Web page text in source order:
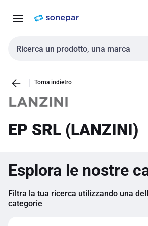
navigazione alla
Cerca input
Torna indietro
EP SRL (LANZINI)
Esplora le nostre
Filtra la tua ricerca utilizzando una
categorie